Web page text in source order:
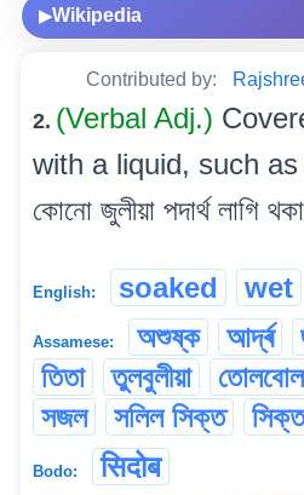
▶Wikipedia
Contributed by:
2. (Verbal Adj.)
with a liquid, such as
কোনো জুলীয়া পদাৰ্থ লাগি
English: soaked wet
Assamese: অশুষ্ক আৰ্দ্ৰ
তিতা
তুলবুলীয়া তোলবোল
সজল
সলিল সিক্ত সিক্ত
Bodo: सिदोब